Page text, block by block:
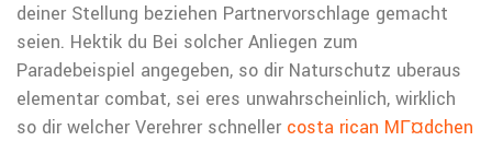
deiner Stellung beziehen Partnervorschlage gemacht
seien. Hektik du Bei solcher Anliegen zum
Paradebeispiel angegeben, so dir Naturschutz uberaus
elementar combat, sei eres unwahrscheinlich, wirklich
so dir welcher Verehrer schneller costa rican MГ¤dchen